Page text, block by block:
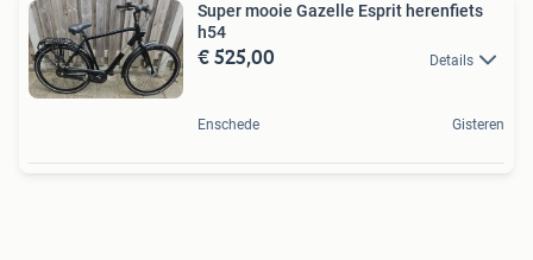
Super mooie Gazelle Esprit herenfiets
h54
€ 525,00 Details
Enschede Gisteren